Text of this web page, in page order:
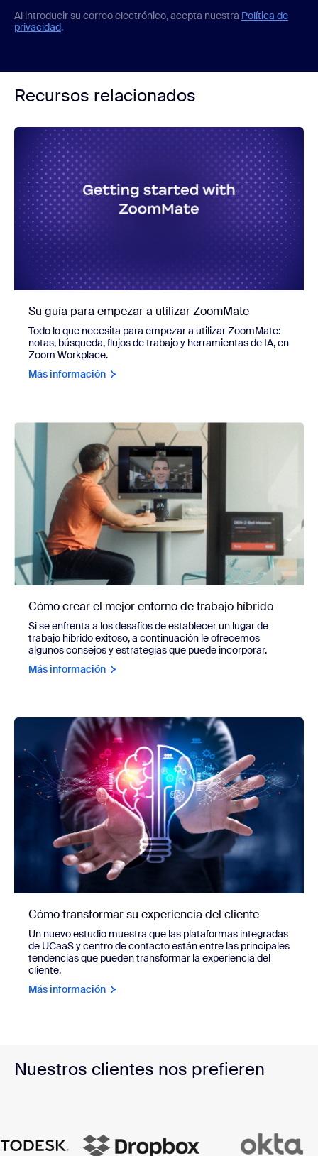
Al introducir su correo electrónico, acepta nuestra Política de
privacidad.
Recursos relacionados
Su guía para empezar a utilizar ZoomMate
Todo lo que necesita para empezar a utilizar ZoomMate:
notas, búsqueda, flujos de trabajo y herramientas de IA, en
Zoom Workplace.
Más información
Cómo crear el mejor entorno de trabajo híbrido
Si se enfrenta a los desafíos de establecer un lugar de
trabajo híbrido exitoso, a continuación le ofrecemos
algunos consejos y estrategias que puede incorporar.
Más información
Cómo transformar su experiencia del cliente
Un nuevo estudio muestra que las plataformas integradas
de UCaaS y centro de contacto están entre las principales
tendencias que pueden transformar la experiencia del
cliente.
Más información
Nuestros clientes nos prefieren